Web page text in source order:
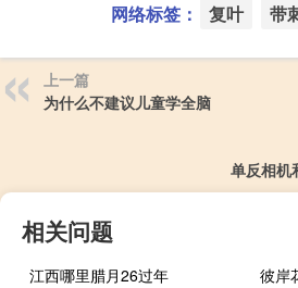
网络标签： 复叶 带
上一篇
为什么不建议儿童学全脑
单反相机
相关问题
江西哪里腊月26过年
彼岸